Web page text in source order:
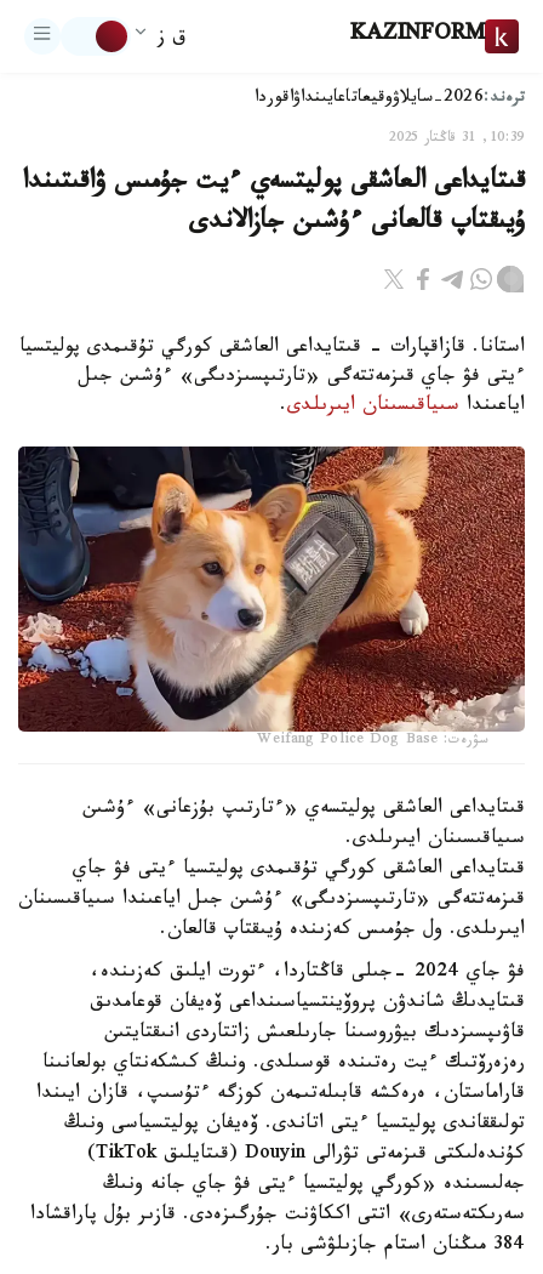
KAZINFORM ق ز
ترەند:2026-سايلاۋ وقيعاتاعايىنداۋاقوردا
10:39, 31 قاڭتار 2025
قىتايداعى العاشقى پوليتسەي ءيت جۇمىس ۋاقىتىندا
ۇيىقتاپ قالعانى ءۇشىن جازالاندى
استانا. قازاقپارات - قىتايداعى العاشقى كورگي تۇقىمدى پوليتسيا
ءيتى فۋ جاي قىزمەتتەگى «تارتىپسىزدىگى» ءۇشىن جىل
اياعىندا سىياقىسىنان ايىرىلدى.
سۋرەت: Weifang Police Dog Base
قىتايداعى العاشقى پوليتسەي «ءتارتىپ بۇزعانى» ءۇشىن
سىياقىسىنان ايىرىلدى.
قىتايداعى العاشقى كورگي تۇقىمدى پوليتسيا ءيتى فۋ جاي
قىزمەتتەگى «تارتىپسىزدىگى» ءۇشىن جىل اياعىندا سىياقىسىنان
ايىرىلدى. ول جۇمىس كەزىندە ۇيىقتاپ قالعان.
فۋ جاي 2024 -جىلى قاڭتاردا، ءتورت ايلىق كەزىندە،
قىتايدىڭ شاندۋن پروۆينتسياسىنداعى ۆەيفان قوعامدىق
قاۋىپسىزدىك بيۋروسىنا جارىلعىش زاتتاردى انىقتايتىن
رەزەرۆتىك ءيت رەتىندە قوسىلدى. ونىڭ كىشكەنتاي بولعانىنا
قاراماستان، ەرەكشە قابىلەتىمەن كوزگە ءتۇسىپ، قازان ايىندا
تولىققاندى پوليتسيا ءيتى اتاندى. ۆەيفان پوليتسياسى ونىڭ
كۇندەلىكتى قىزمەتى تۋرالى Douyin (قىتايلىق TikTok)
جەلىسىندە «كورگي پوليتسيا ءيتى فۋ جاي جانە ونىڭ
سەرىكتەستەرى» اتتى اككاۋنت جۇرگىزەدى. قازىر بۇل پاراقشادا
384 مىڭنان استام جازىلۋشى بار.